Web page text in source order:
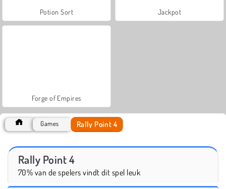
Potion Sort Jackpot
Forge of Empires
Games Rally Point 4
Rally Point 4
70% van de spelers vindt dit spel leuk